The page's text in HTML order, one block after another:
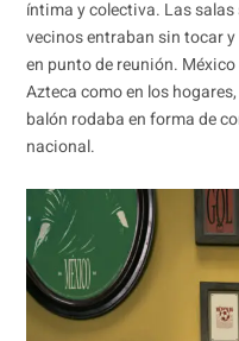
íntima y colectiva. Las
vecinos entraban sin tocar
en punto de reunión.
Azteca como en los
balón rodaba en forma de
nacional.